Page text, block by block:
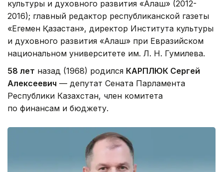
культуры и духовного развития «Алаш» (2012-
2016); главный редактор республиканской газеты
«Егемен Қазақстан», директор Института культуры
и духовного развития «Алаш» при Евразийском
национальном университете им. Л. Н. Гумилева.
58 лет назад (1968) родился КАРПЛЮК Сергей
Алексеевич — депутат Сената Парламента
Республики Казахстан, член комитета
по финансам и бюджету.